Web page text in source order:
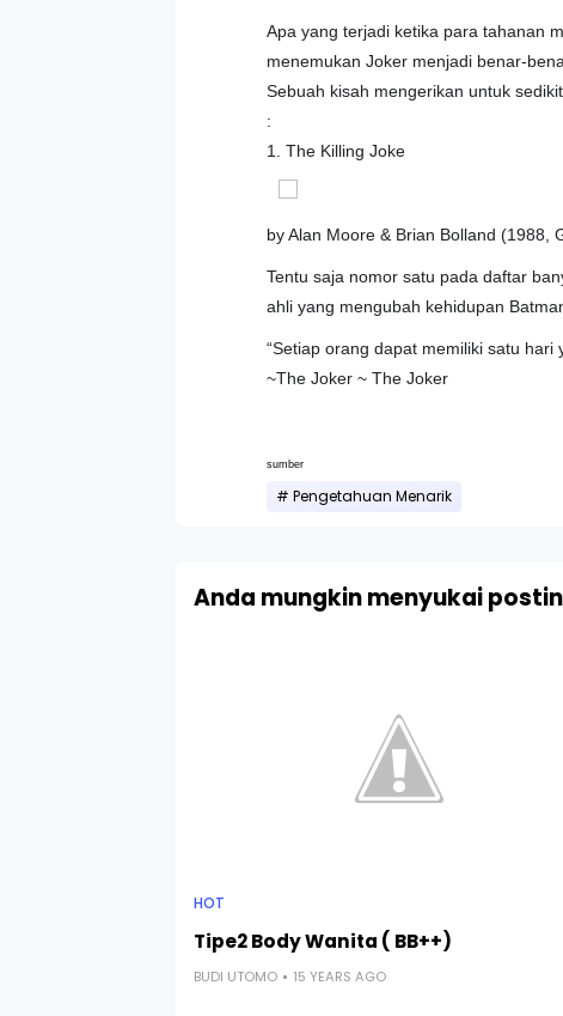
Apa yang terjadi ketika para tahanan
menemukan Joker menjadi benar-
Sebuah kisah mengerikan untuk
:
1. The Killing Joke
by Alan Moore & Brian Bolland (1988,
Tentu saja nomor satu pada daftar
ahli yang mengubah kehidupan
“Setiap orang dapat memiliki satu
~The Joker ~ The Joker
sumber
Pengetahuan Menarik
Anda mungkin menyukai
HOT
Tipe2 Body Wanita ( BB++)
BUDI UTOMO 15 YEARS AGO